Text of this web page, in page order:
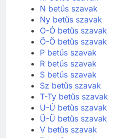
N betűs szavak
Ny betűs szavak
O-Ó betűs szavak
Ö-Ő betűs szavak
P betűs szavak
R betűs szavak
S betűs szavak
Sz betűs szavak
T-Ty betűs szavak
U-Ú betűs szavak
Ü-Ű betűs szavak
V betűs szavak